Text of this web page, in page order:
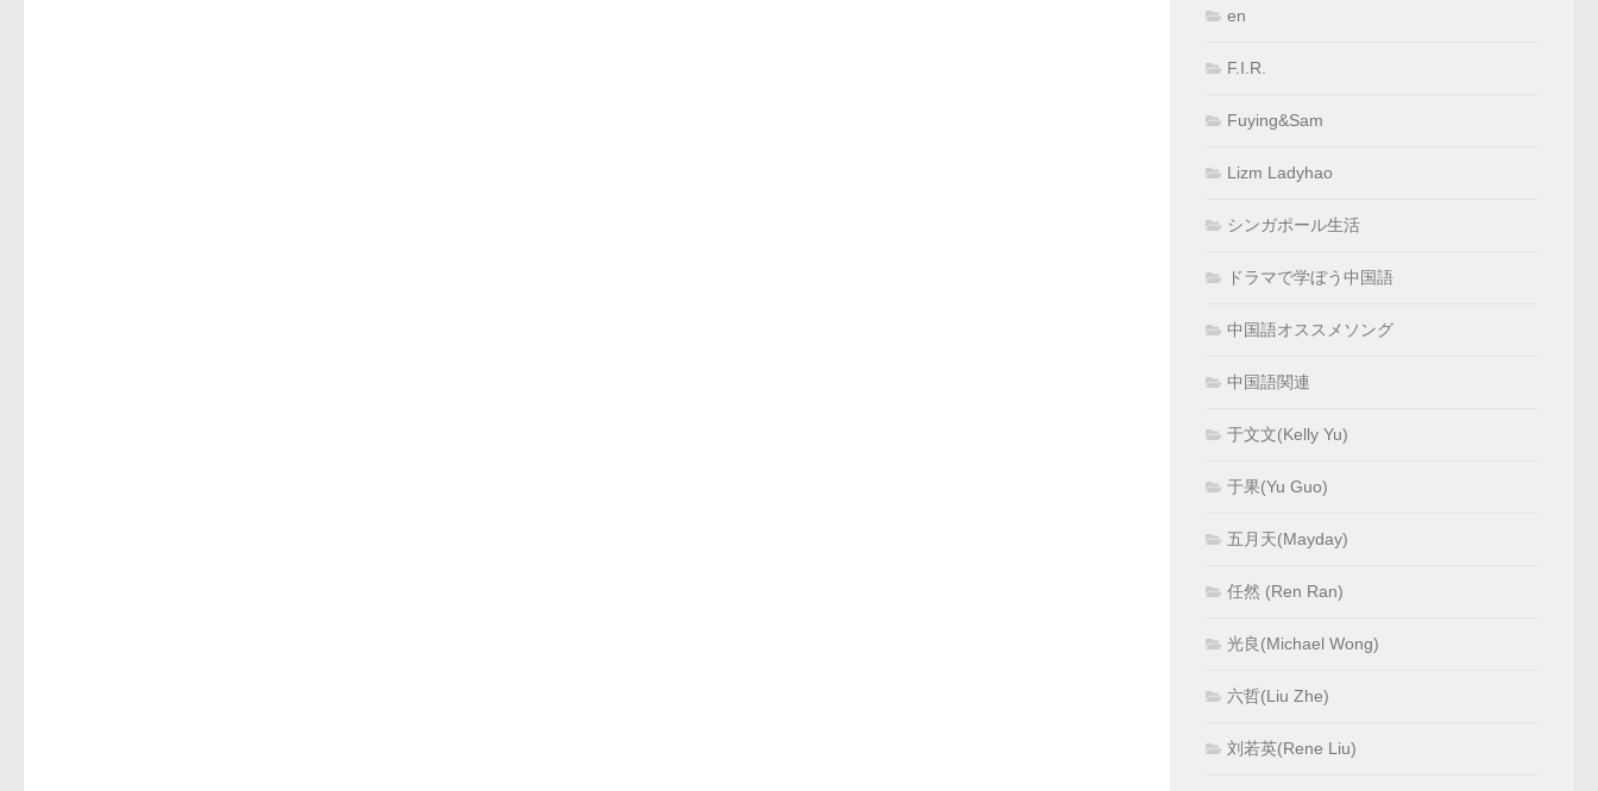
en
F.I.R.
Fuying&Sam
Lizm Ladyhao
シンガポール生活
ドラマで学ぼう中国語
中国語オススメソング
中国語関連
于文文(Kelly Yu)
于果(Yu Guo)
五月天(Mayday)
任然 (Ren Ran)
光良(Michael Wong)
六哲(Liu Zhe)
刘若英(Rene Liu)